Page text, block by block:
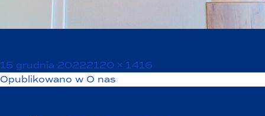
Opublikowano
15 grudnia 2022Pełny
rozmiar
2120 × 1416
Nawigacja
Opublikowano w O nas